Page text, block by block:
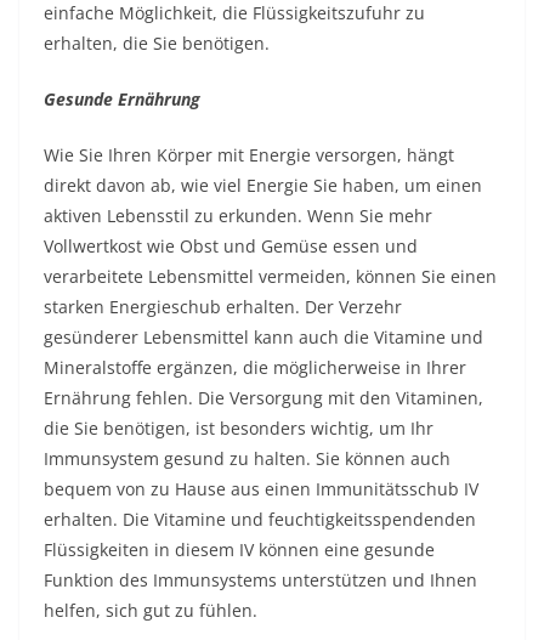
einfache Möglichkeit, die Flüssigkeitszufuhr zu
erhalten, die Sie benötigen.
Gesunde Ernährung
Wie Sie Ihren Körper mit Energie versorgen, hängt
direkt davon ab, wie viel Energie Sie haben, um einen
aktiven Lebensstil zu erkunden. Wenn Sie mehr
Vollwertkost wie Obst und Gemüse essen und
verarbeitete Lebensmittel vermeiden, können Sie einen
starken Energieschub erhalten. Der Verzehr
gesünderer Lebensmittel kann auch die Vitamine und
Mineralstoffe ergänzen, die möglicherweise in Ihrer
Ernährung fehlen. Die Versorgung mit den Vitaminen,
die Sie benötigen, ist besonders wichtig, um Ihr
Immunsystem gesund zu halten. Sie können auch
bequem von zu Hause aus einen Immunitätsschub IV
erhalten. Die Vitamine und feuchtigkeitsspendenden
Flüssigkeiten in diesem IV können eine gesunde
Funktion des Immunsystems unterstützen und Ihnen
helfen, sich gut zu fühlen.